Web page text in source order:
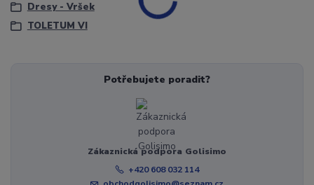
Dresy - Vršek
TOLETUM VI
Potřebujete poradit?
Zákaznická podpora Golisimo
+420 608 032 114